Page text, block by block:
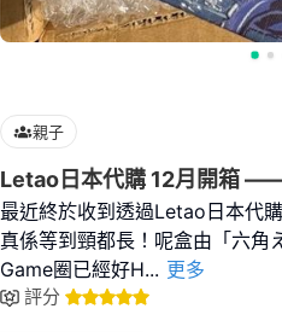
親子
Letao日本代購 12月開箱
最近終於收到透過Letao日本代
真係等到頸都長！呢盒由「六角
Game圈已經好H... 更多
評分